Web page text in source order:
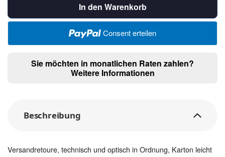
In den Warenkorb
Consent erteilen
Sie möchten in monatlichen Raten zahlen?
Weitere Informationen
Beschreibung
Versandretoure, technisch und optisch in Ordnung, Karton leicht